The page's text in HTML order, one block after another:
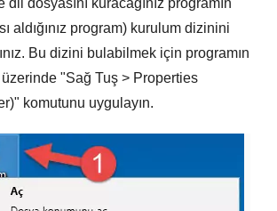
dll dosyasını kuracağınız programın
aldığınız program) kurulum dizinini
Bu dizini bulabilmek için programın
üzerinde "Sağ Tuş > Properties
" komutunu uygulayın.